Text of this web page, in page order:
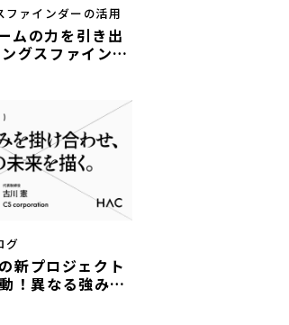
ファインダーの活用
ムの力を引き出
グスファインダ
グ
新プロジェクト
！異なる強みを